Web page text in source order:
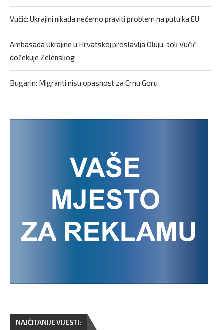
Vučić: Ukrajini nikada nećemo praviti problem na putu ka EU
Ambasada Ukrajine u Hrvatskoj proslavlja Oluju, dok Vučić
dočekuje Zelenskog
Bugarin: Migranti nisu opasnost za Crnu Goru
NAJČITANIJE VIJESTI: